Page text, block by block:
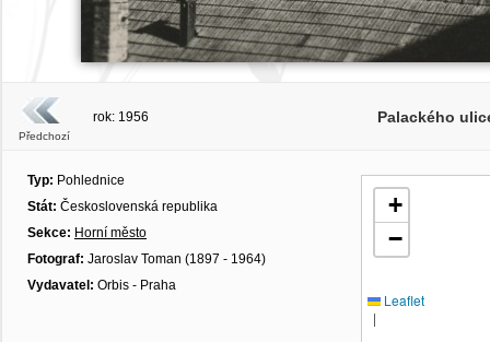
Předchozí
rok: 1956 Palackého
Typ: Pohlednice
Stát: Československá republika
Sekce: Horní město
Fotograf: Jaroslav Toman (1897 - 1964)
Vydavatel: Orbis - Praha
+
−
Leaflet
|